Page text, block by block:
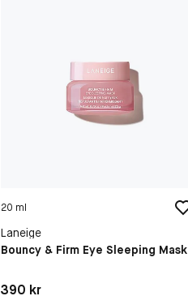
20 ml
Laneige
Bouncy & Firm Eye Sleeping Mask
Pris: 390 kr
390 kr